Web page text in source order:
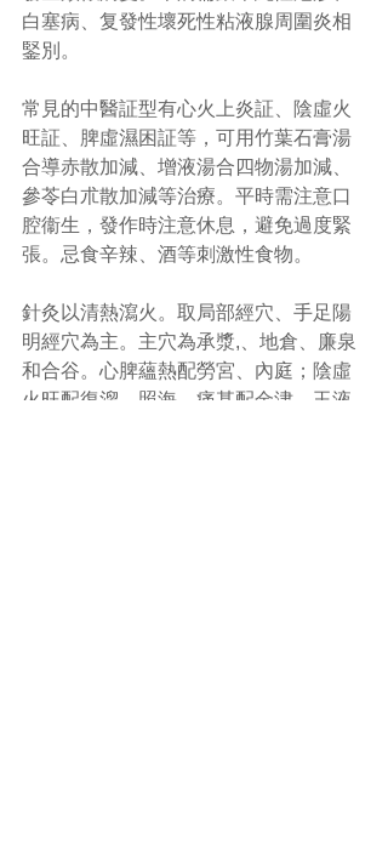
白塞病、复發性壞死性粘液腺周圍炎相
鋻別。
常見的中醫証型有心火上炎証、陰虛火
旺証、脾虛濕困証等，可用竹葉石膏湯
合導赤散加減、增液湯合四物湯加減、
參苓白朮散加減等治療。平時需注意口
腔衞生，發作時注意休息，避免過度緊
張。忌食辛辣、酒等刺激性食物。
針灸以清熱瀉火。取局部經穴、手足陽
明經穴為主。主穴為承漿,、地倉、廉泉
和合谷。心脾蘊熱配勞宮、內庭；陰虛
火旺配復溜、照海。痛甚配金津、玉液